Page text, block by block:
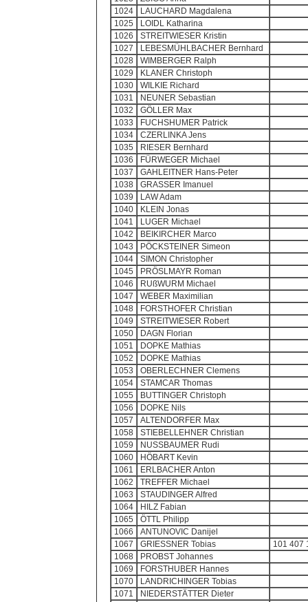
1024
LAUCHARD Magdalena
1025
LOIDL Katharina
1026
STREITWIESER Kristin
1027
LEBESMÜHLBACHER Bernhard
1028
WIMBERGER Ralph
1029
KLANER Christoph
1030
WILKIE Richard
1031
NEUNER Sebastian
1032
GÖLLER Max
1033
FUCHSHUMER Patrick
1034
CZERLINKA Jens
1035
RIESER Bernhard
1036
FÜRWEGER Michael
1037
GAHLEITNER Hans-Peter
1038
GRASSER Imanuel
1039
LAW Adam
1040
KLEIN Jonas
1041
LUGER Michael
1042
BEIKIRCHER Marco
1043
PÖCKSTEINER Simeon
1044
SIMON Christopher
1045
PRÖSLMAYR Roman
1046
RUßWURM Michael
1047
WEBER Maximilian
1048
FORSTHOFER Christian
1049
STREITWIESER Robert
1050
DAGN Florian
1051
DOPKE Mathias
1052
DOPKE Mathias
1053
OBERLECHNER Clemens
1054
STAMCAR Thomas
1055
BUTTINGER Christoph
1056
DOPKE Nils
1057
ALTENDORFER Max
1058
STIEBELLEHNER Christian
1059
NUSSBAUMER Rudi
1060
HÖBART Kevin
1061
ERLBACHER Anton
1062
TREFFER Michael
1063
STAUDINGER Alfred
1064
HILZ Fabian
1065
ÖTTL Philipp
1066
ANTUNOVIC Danijel
1067
GRIESSNER Tobias
101 407
1068
PROBST Johannes
1069
FORSTHUBER Hannes
1070
LANDRICHINGER Tobias
1071
NIEDERSTÄTTER Dieter